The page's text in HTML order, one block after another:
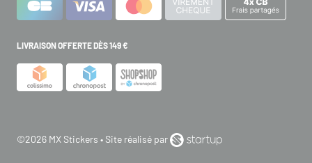
LIVRAISON OFFERTE DÈS 149 €
©2026 MX Stickers • Site réalisé par